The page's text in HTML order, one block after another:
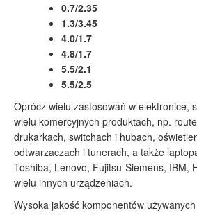
0.7/2.35
1.3/3.45
4.0/1.7
4.8/1.7
5.5/2.1
5.5/2.5
Oprócz wielu zastosowań w elektronice,
wielu komercyjnych produktach, np.
drukarkach, switchach i hubach,
odtwarzaczach i tunerach, a także
Toshiba, Lenovo, Fujitsu-Siemens, IBM,
wielu innych urządzeniach.
Wysoka jakość komponentów